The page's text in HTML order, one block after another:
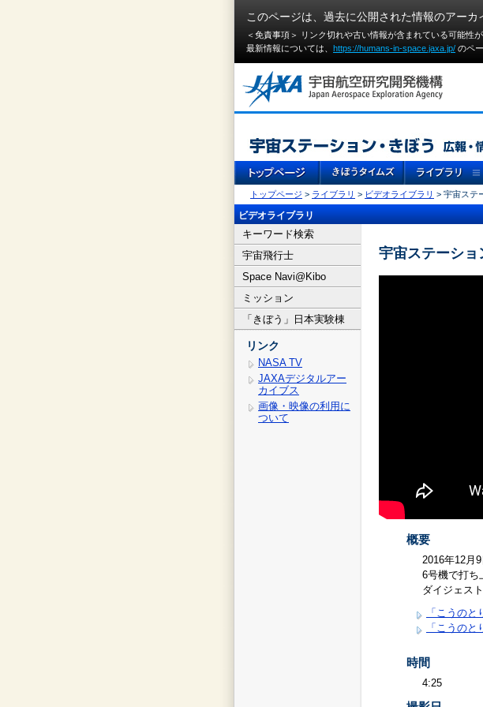
このページは、過去に公開された情報のアーカ
＜免責事項＞ リンク切れや古い情報が含まれている可能性
最新情報については、 https://humans-in-space.jaxa.jp/ のペ
トップページ > ライブラリ > ビデオライブラリ > 宇宙ステ
ビデオライブラリ
キーワード検索
宇宙飛行士
Space Navi@Kibo
ミッション
「きぼう」日本実験棟
リンク
NASA TV
JAXAデジタルアー
カイブス
画像・映像の利用に
ついて
宇宙ステーシ
概要
2016年12月
6号機で打ち
ダイジェス
「こうのと
「こうの
時間
4:25